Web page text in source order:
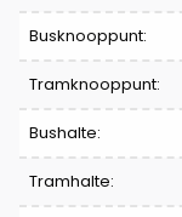
Busknooppunt:
Tramknooppunt:
Bushalte:
Tramhalte: